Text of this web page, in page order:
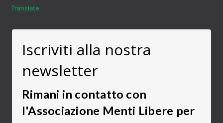
Translate
Iscriviti alla nostra
newsletter
Rimani in contatto con
l'Associazione Menti Libere per